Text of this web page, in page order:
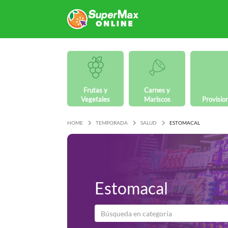
Frutas y
Vegetales
Carnes y
Mariscos
HOME TEMPORADA SALUD ESTOMACAL
Estomacal